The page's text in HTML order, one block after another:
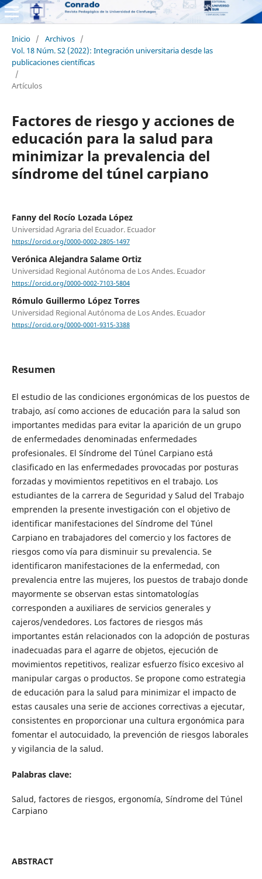
Inicio / Archivos /
Vol. 18 Núm. S2 (2022): Integración universitaria desde las
publicaciones científicas
/
Artículos
Factores de riesgo y acciones de
educación para la salud para
minimizar la prevalencia del
síndrome del túnel carpiano
Fanny del Rocío Lozada López
Universidad Agraria del Ecuador. Ecuador
https://orcid.org/0000-0002-2805-1497
Verónica Alejandra Salame Ortiz
Universidad Regional Autónoma de Los Andes. Ecuador
https://orcid.org/0000-0002-7103-5804
Rómulo Guillermo López Torres
Universidad Regional Autónoma de Los Andes. Ecuador
https://orcid.org/0000-0001-9315-3388
Resumen
El estudio de las condiciones ergonómicas de los puestos de
trabajo, así como acciones de educación para la salud son
importantes medidas para evitar la aparición de un grupo
de enfermedades denominadas enfermedades
profesionales. El Síndrome del Túnel Carpiano está
clasificado en las enfermedades provocadas por posturas
forzadas y movimientos repetitivos en el trabajo. Los
estudiantes de la carrera de Seguridad y Salud del Trabajo
emprenden la presente investigación con el objetivo de
identificar manifestaciones del Síndrome del Túnel
Carpiano en trabajadores del comercio y los factores de
riesgos como vía para disminuir su prevalencia. Se
identificaron manifestaciones de la enfermedad, con
prevalencia entre las mujeres, los puestos de trabajo donde
mayormente se observan estas sintomatologías
corresponden a auxiliares de servicios generales y
cajeros/vendedores. Los factores de riesgos más
importantes están relacionados con la adopción de posturas
inadecuadas para el agarre de objetos, ejecución de
movimientos repetitivos, realizar esfuerzo físico excesivo al
manipular cargas o productos. Se propone como estrategia
de educación para la salud para minimizar el impacto de
estas causales una serie de acciones correctivas a ejecutar,
consistentes en proporcionar una cultura ergonómica para
fomentar el autocuidado, la prevención de riesgos laborales
y vigilancia de la salud.
Palabras clave:
Salud, factores de riesgos, ergonomía, Síndrome del Túnel
Carpiano
ABSTRACT